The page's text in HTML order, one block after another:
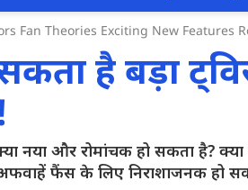
Fan Theories Exciting New Features
है बड़ा
नया और रोमांचक हो सकता है?
फैंस के लिए निराशाजनक हो